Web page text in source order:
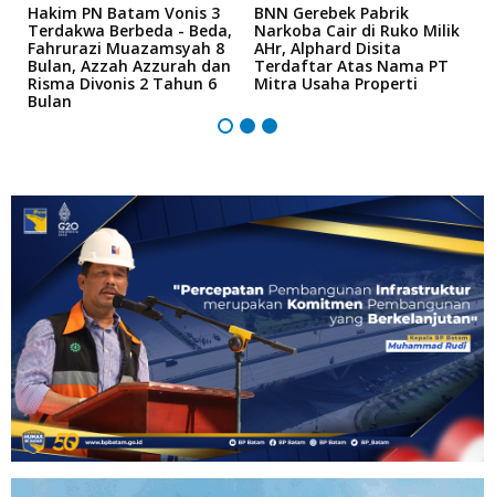
Hakim PN Batam Vonis 3
Terdakwa Berbeda - Beda,
Fahrurazi Muazamsyah 8
Bulan, Azzah Azzurah dan
Risma Divonis 2 Tahun 6
Bulan
BNN Gerebek Pabrik
Narkoba Cair di Ruko Milik
AHr, Alphard Disita
Terdaftar Atas Nama PT
Mitra Usaha Properti